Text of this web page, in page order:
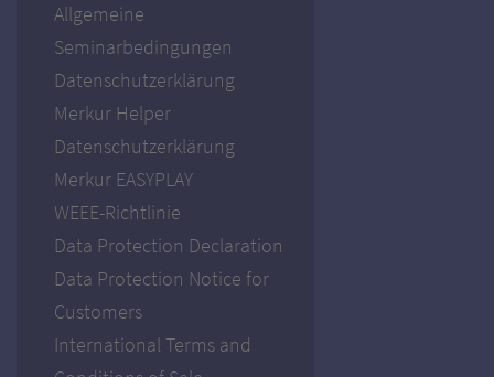
Allgemeine
Seminarbedingungen
Datenschutzerklärung
Merkur Helper
Datenschutzerklärung
Merkur EASYPLAY
WEEE-Richtlinie
Data Protection Declaration
Data Protection Notice for
Customers
International Terms and